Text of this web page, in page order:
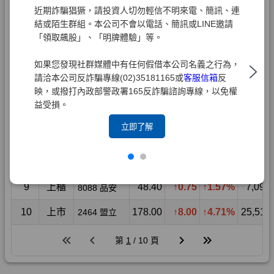
近期詐騙猖獗，請投資人切勿輕信不明來電、簡訊、連
結或陌生群組。本公司不會以電話、簡訊或LINE邀請
「領取飆股」、「明牌體驗」等。
如果您發現社群媒體中有任何假借本公司名義之行為，
請洽本公司反詐騙專線(02)35181165或客服信箱反
映，或撥打內政部警政署165反詐騙諮詢專線，以免權
益受損。
立即了解